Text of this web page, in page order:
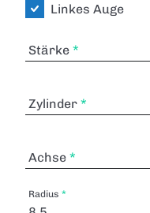
Linkes Auge
Stärke
Zylinder
Achse
Radius